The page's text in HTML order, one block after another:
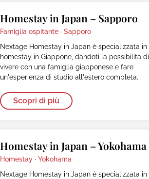
Homestay in Japan – Sapporo
Famiglia ospitante · Sapporo
Nextage Homestay in Japan è specializzata in
homestay in Giappone, dandoti la possibilità di
vivere con una famiglia giapponese e fare
un'esperienza di studio all'estero completa.
Scopri di più
Homestay in Japan – Yokohama
Homestay · Yokohama
Nextage Homestay in Japan è specializzata in